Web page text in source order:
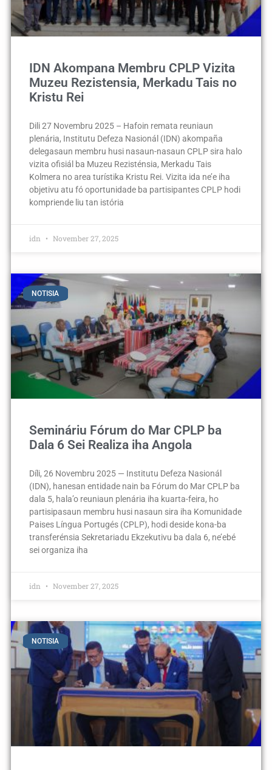
IDN Akompana Membru CPLP Vizita
Muzeu Rezistensia, Merkadu Tais no
Kristu Rei
Dili 27 Novembru 2025 – Hafoin remata reuniaun
plenária, Institutu Defeza Nasionál (IDN) akompaña
delegasaun membru husi nasaun-nasaun CPLP sira halo
vizita ofisiál ba Muzeu Rezisténsia, Merkadu Tais
Kolmera no area turístika Kristu Rei. Vizita ida ne’e iha
objetivu atu fó oportunidade ba partisipantes CPLP hodi
kompriende liu tan istória
idn November 27, 2025
NOTISIA
Semináriu Fórum do Mar CPLP ba
Dala 6 Sei Realiza iha Angola
Díli, 26 Novembru 2025 — Institutu Defeza Nasionál
(IDN), hanesan entidade nain ba Fórum do Mar CPLP ba
dala 5, hala’o reuniaun plenária iha kuarta-feira, ho
partisipasaun membru husi nasaun sira iha Komunidade
Paises Língua Portugés (CPLP), hodi deside kona-ba
transferénsia Sekretariadu Ekzekutivu ba dala 6, ne’ebé
sei organiza iha
idn November 27, 2025
NOTISIA